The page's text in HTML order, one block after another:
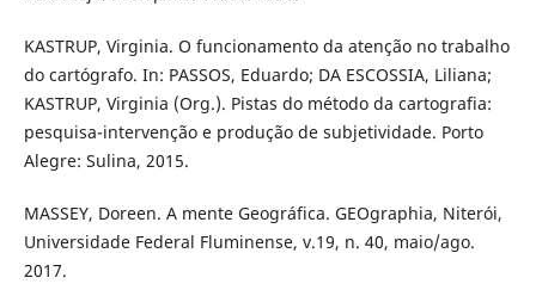
KASTRUP, Virginia. O funcionamento da atenção no trabalho
do cartógrafo. In: PASSOS, Eduardo; DA ESCOSSIA, Liliana;
KASTRUP, Virginia (Org.). Pistas do método da cartografia:
pesquisa-intervenção e produção de subjetividade. Porto
Alegre: Sulina, 2015.
MASSEY, Doreen. A mente Geográfica. GEOgraphia, Niterói,
Universidade Federal Fluminense, v.19, n. 40, maio/ago.
2017.